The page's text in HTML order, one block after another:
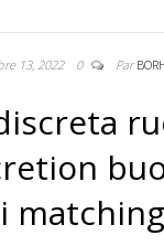
13, 2022 0 Par
matching